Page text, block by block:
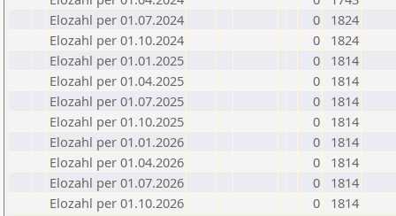
Elozahl per 01.07.2024
0
1824
Elozahl per 01.10.2024
0
1824
Elozahl per 01.01.2025
0
1814
Elozahl per 01.04.2025
0
1814
Elozahl per 01.07.2025
0
1814
Elozahl per 01.10.2025
0
1814
Elozahl per 01.01.2026
0
1814
Elozahl per 01.04.2026
0
1814
Elozahl per 01.07.2026
0
1814
Elozahl per 01.10.2026
0 1814